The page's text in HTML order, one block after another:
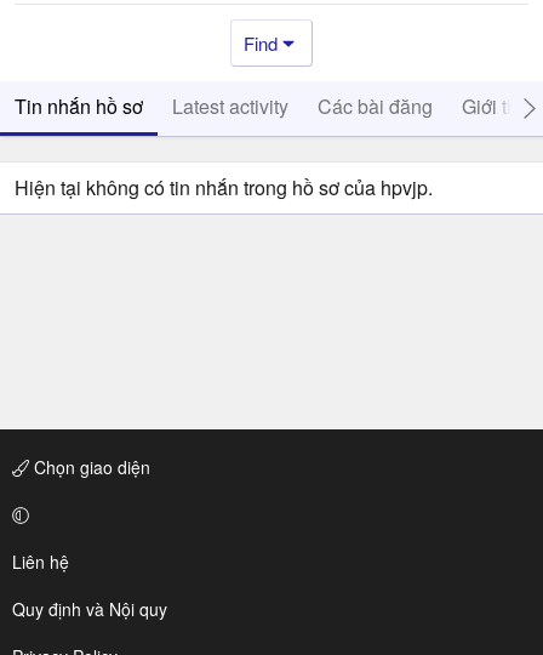
Find
Tin nhắn hồ sơ Latest activity Các bài đăng Giới thiệu
Hiện tại không có tin nhắn trong hồ sơ của hpvjp.
Chọn giao diện
Liên hệ
Quy định và Nội quy